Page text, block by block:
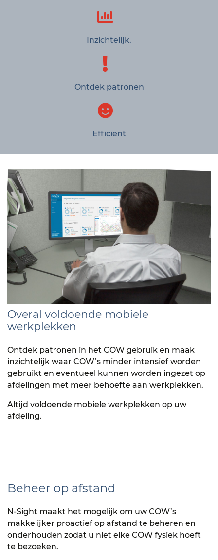
Inzichtelijk.
Ontdek patronen
Efficient
Overal voldoende mobiele
werkplekken
Ontdek patronen in het COW gebruik en maak
inzichtelijk waar COW’s minder intensief worden
gebruikt en eventueel kunnen worden ingezet op
afdelingen met meer behoefte aan werkplekken.
Altijd voldoende mobiele werkplekken op uw
afdeling.
Beheer op afstand
N-Sight maakt het mogelijk om uw COW’s
makkelijker proactief op afstand te beheren en
onderhouden zodat u niet elke COW fysiek hoeft
te bezoeken.